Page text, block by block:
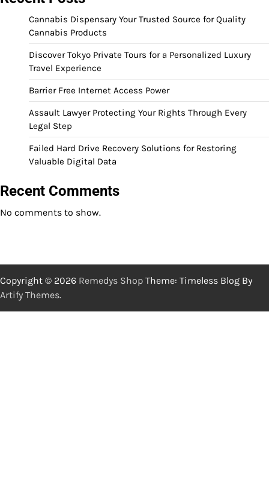
Cannabis Dispensary Your Trusted Source for Quality
Cannabis Products
Discover Tokyo Private Tours for a Personalized Luxury
Travel Experience
Barrier Free Internet Access Power
Assault Lawyer Protecting Your Rights Through Every
Legal Step
Failed Hard Drive Recovery Solutions for Restoring
Valuable Digital Data
Recent Comments
No comments to show.
Copyright © 2026 Remedys Shop Theme: Timeless Blog By
Artify Themes.